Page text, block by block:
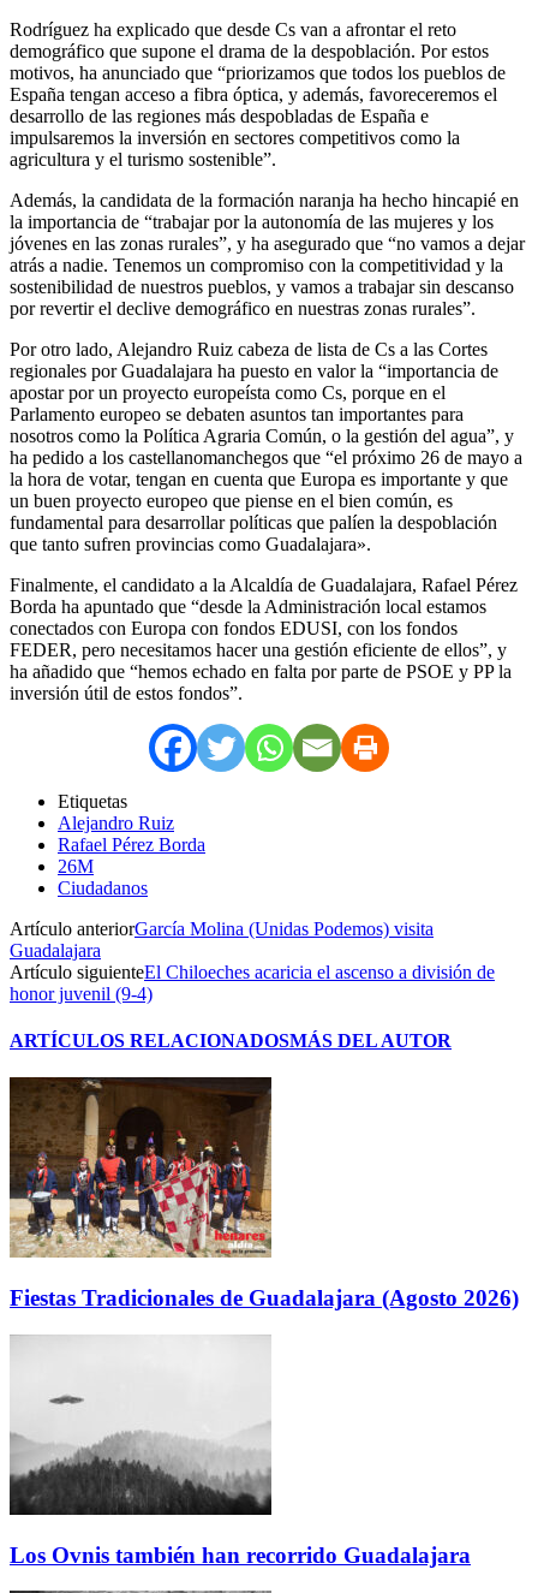
Rodríguez ha explicado que desde Cs van a afrontar el reto
demográfico que supone el drama de la despoblación. Por estos
motivos, ha anunciado que “priorizamos que todos los pueblos de
España tengan acceso a fibra óptica, y además, favoreceremos el
desarrollo de las regiones más despobladas de España e
impulsaremos la inversión en sectores competitivos como la
agricultura y el turismo sostenible”.
Además, la candidata de la formación naranja ha hecho hincapié en
la importancia de “trabajar por la autonomía de las mujeres y los
jóvenes en las zonas rurales”, y ha asegurado que “no vamos a dejar
atrás a nadie. Tenemos un compromiso con la competitividad y la
sostenibilidad de nuestros pueblos, y vamos a trabajar sin descanso
por revertir el declive demográfico en nuestras zonas rurales”.
Por otro lado, Alejandro Ruiz cabeza de lista de Cs a las Cortes
regionales por Guadalajara ha puesto en valor la “importancia de
apostar por un proyecto europeísta como Cs, porque en el
Parlamento europeo se debaten asuntos tan importantes para
nosotros como la Política Agraria Común, o la gestión del agua”, y
ha pedido a los castellanomanchegos que “el próximo 26 de mayo a
la hora de votar, tengan en cuenta que Europa es importante y que
un buen proyecto europeo que piense en el bien común, es
fundamental para desarrollar políticas que palíen la despoblación
que tanto sufren provincias como Guadalajara».
Finalmente, el candidato a la Alcaldía de Guadalajara, Rafael Pérez
Borda ha apuntado que “desde la Administración local estamos
conectados con Europa con fondos EDUSI, con los fondos
FEDER, pero necesitamos hacer una gestión eficiente de ellos”, y
ha añadido que “hemos echado en falta por parte de PSOE y PP la
inversión útil de estos fondos”.
Etiquetas
Alejandro Ruiz
Rafael Pérez Borda
26M
Ciudadanos
Artículo anteriorGarcía Molina (Unidas Podemos) visita
Guadalajara
Artículo siguienteEl Chiloeches acaricia el ascenso a división de
honor juvenil (9-4)
ARTÍCULOS RELACIONADOSMÁS DEL AUTOR
Fiestas Tradicionales de Guadalajara (Agosto 2026)
Los Ovnis también han recorrido Guadalajara